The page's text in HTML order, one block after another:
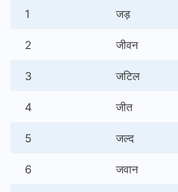
1 जड़
2 जीवन
3 जटिल
4 जीत
5 जल्द
6 जवान